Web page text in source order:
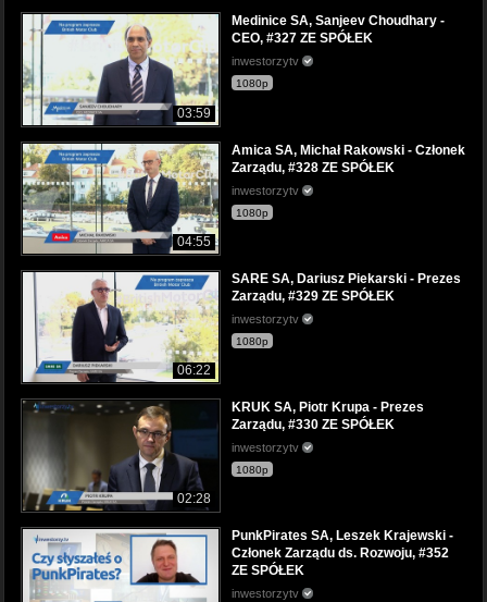
03:59
Medinice SA, Sanjeev Choudhary -
CEO, #327 ZE SPÓŁEK
inwestorzytv
1080p
04:55
Amica SA, Michał Rakowski - Członek
Zarządu, #328 ZE SPÓŁEK
inwestorzytv
1080p
06:22
SARE SA, Dariusz Piekarski - Prezes
Zarządu, #329 ZE SPÓŁEK
inwestorzytv
1080p
02:28
KRUK SA, Piotr Krupa - Prezes
Zarządu, #330 ZE SPÓŁEK
inwestorzytv
1080p
PunkPirates SA, Leszek Krajewski -
Członek Zarządu ds. Rozwoju, #352
ZE SPÓŁEK
inwestorzytv